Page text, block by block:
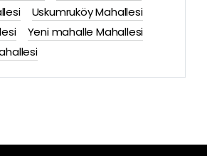
Uskumruköy Mahallesi
Yeni mahalle Mahallesi